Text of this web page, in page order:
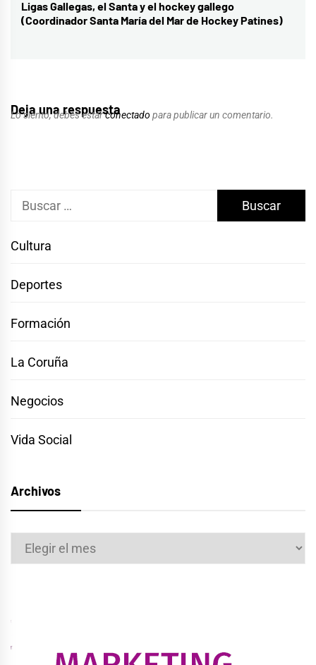
siguiente:
Ligas Gallegas, el Santa y el hockey gallego
(Coordinador Santa María del Mar de Hockey Patines)
Deja una respuesta
Lo siento, debes estarconectado para publicar un comentario.
Buscar:
Cultura
Deportes
Formación
La Coruña
Negocios
Vida Social
Archivos
Archivos